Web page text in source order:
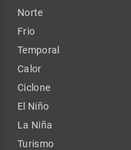
Norte
Frio
Temporal
Calor
Ciclone
El Niño
La Niña
Turismo